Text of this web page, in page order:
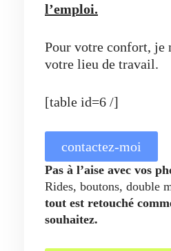
l’emploi.
Pour votre confort, je
votre lieu de travail.
[table id=6 /]
contactez-moi
Pas à l’aise avec vos
Rides, boutons, double
tout est retouché
souhaitez.